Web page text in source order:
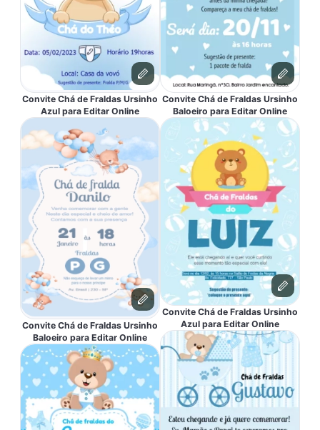
Convite Chá de Fraldas Ursinho
Azul para Editar Online
Convite Chá de Fraldas Ursinho
Baloeiro para Editar Online
Convite Chá de Fraldas Ursinho
Baloeiro para Editar Online
Convite Chá de Fraldas Ursinho
Azul para Editar Online